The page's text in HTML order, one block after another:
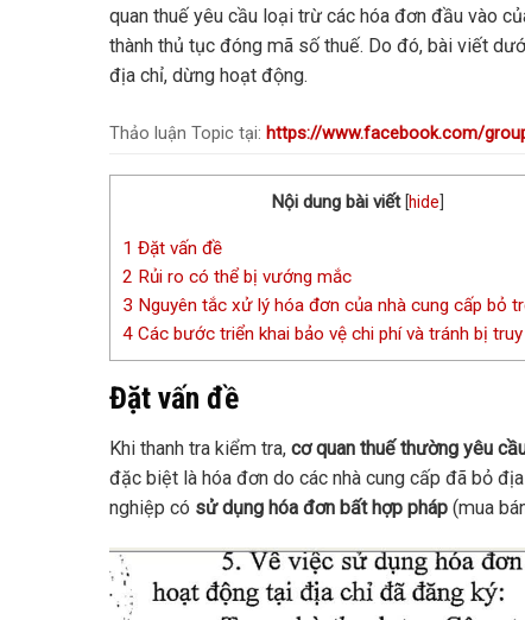
quan thuế yêu cầu loại trừ các hóa đơn đầu vào
thành thủ tục đóng mã số thuế. Do đó, bài viết
địa chỉ, dừng hoạt động.
Thảo luận Topic tại: https://www.facebook.com/
Nội dung bài viết [hide]
1 Đặt vấn đề
2 Rủi ro có thể bị vướng mắc
3 Nguyên tắc xử lý hóa đơn của nhà cung cấp bỏ
4 Các bước triển khai bảo vệ chi phí và tránh bị
Đặt vấn đề
Khi thanh tra kiểm tra, cơ quan thuế thường yêu
đặc biệt là hóa đơn do các nhà cung cấp đã bỏ
nghiệp có sử dụng hóa đơn bất hợp pháp (mua